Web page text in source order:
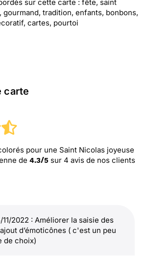
sur cette carte : fête, saint
gourmand, tradition, enfants, bonbons,
cartes, pourtoi
carte
pour une Saint Nicolas joyeuse
de 4.3/5 sur 4 avis de nos clients
11/2022 : Améliorer la saisie des
d’émoticônes ( c'est un peu
de choix)